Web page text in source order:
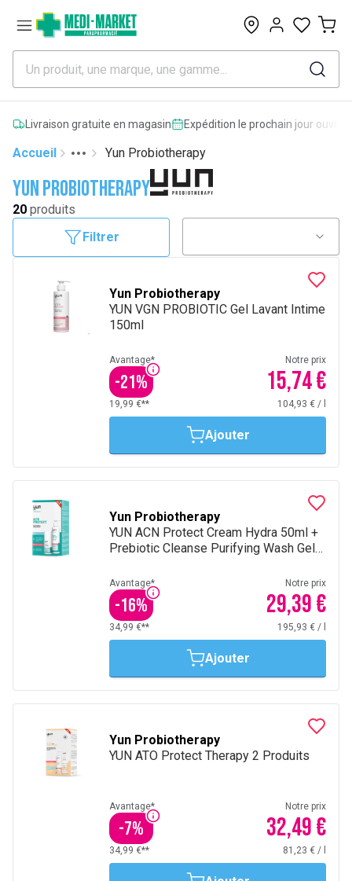
0
Livraison gratuite en magasin Expédition le prochain jour
Accueil
More
Toggle menu
Yun Probiotherapy
Yun Probiotherapy
20 produits
Filtrer
Yun Probiotherapy
YUN VGN PROBIOTIC Gel Lavant Intime
150ml
Avantage*
-21%
Notre prix
15,74 €
19,99 €** 104,93 € /
Ajouter
Yun Probiotherapy
YUN ACN Protect Cream Hydra 50ml +
Prebiotic Cleanse Purifying Wash Gel
Avantage*
-16%
Notre prix
29,39 €
34,99 €** 195,93 € /
Ajouter
Yun Probiotherapy
YUN ATO Protect Therapy 2 Produits
Avantage*
-7%
Notre prix
32,49 €
34,99 €** 81,23 € /